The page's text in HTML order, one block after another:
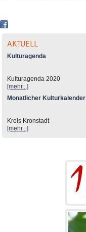
AKTUELL
Kulturagenda
Kulturagenda 2020
[mehr...]
Monatlicher Kulturkalender
Kreis Kronstadt
[mehr...]